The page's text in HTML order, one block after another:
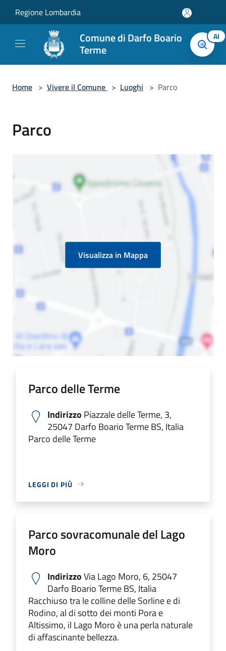
Regione Lombardia
Comune di Darfo Boario
Terme
AI
Home > Vivere il Comune > Luoghi > Parco
Parco
Visualizza in Mappa
Parco delle Terme
Indirizzo Piazzale delle Terme, 3,
25047 Darfo Boario Terme BS, Italia
Parco delle Terme
LEGGI DI PIÙ
Parco sovracomunale del Lago
Moro
IndirizzoVia Lago Moro, 6, 25047
Darfo Boario Terme BS, Italia
Racchiuso tra le colline delle Sorline e di
Rodino, al di sotto dei monti Pora e
Altissimo, il Lago Moro è una perla naturale
di affascinante bellezza.